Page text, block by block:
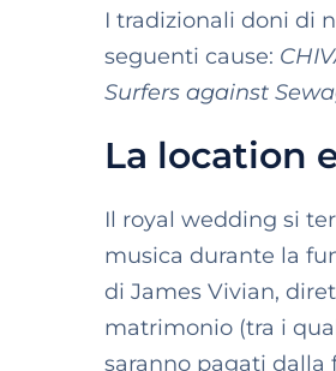
I tradizionali doni di
seguenti cause:
Surfers against
La location
Il royal wedding si
musica durante la
di James Vivian,
matrimonio (tra i
saranno pagati dalla